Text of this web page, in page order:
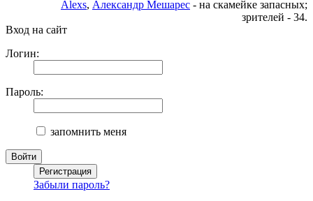
Alexs, Александр Мешарес - на скамейке запасных;
зрителей - 34.
Вход на сайт
Логин:
Пароль:
запомнить меня
Забыли пароль?